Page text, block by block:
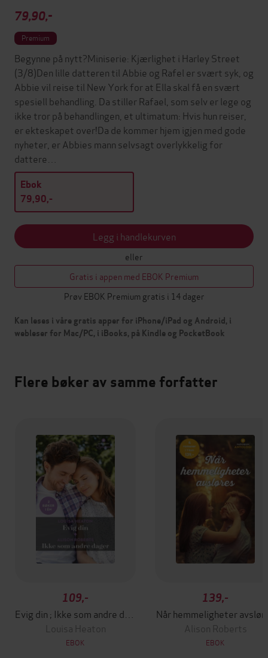
79,90,-
Premium
Begynne på nytt?Miniserie: Kjærlighet i Harley Street
(3/8)Den lille datteren til Abbie og Rafel er svært syk, og
Abbie vil reise til New York for at Ella skal få en svært
spesiell behandling. Da stiller Rafael, som selv er lege og
ikke tror på behandlingen, et ultimatum: Hvis hun reiser,
er ekteskapet over!Da de kommer hjem igjen med gode
nyheter, er Abbies mann selvsagt overlykkelig for
dattere…
Ebok
79,90,-
Legg i handlekurven
eller
Gratis i appen med EBOK Premium
Prøv EBOK Premium gratis i 14 dager
Kan leses i våre gratis apper for iPhone/iPad og Android, i
webleser for Mac/PC, i iBooks, på Kindle og PocketBook
Flere bøker av samme forfatter
109,-
Louisa Heaton
EBOK
139,-
Når hemmeligheter
Alison Roberts
EBOK